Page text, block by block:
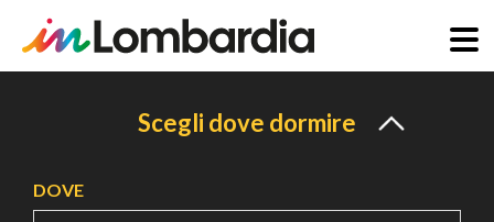
Scegli dove dormire
DOVE